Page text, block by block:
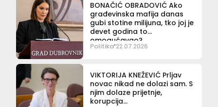
BONAČIĆ OBRADOVIĆ Ako
građevinska mafija danas
gubi stotine milijuna, tko joj je
devet godina to
omogućavao?
Politika 22.07.2026
VIKTORIJA KNEŽEVIĆ Prljav
novac nikad ne dolazi sam. S
njim dolaze prijetnje,
korupcija…